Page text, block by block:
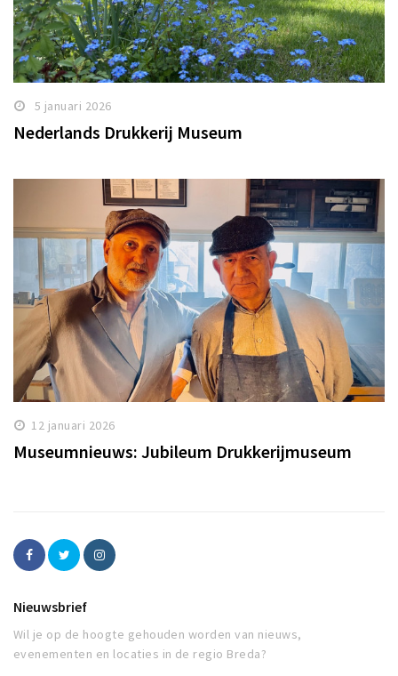
5 januari 2026
Nederlands Drukkerij Museum
12 januari 2026
Museumnieuws: Jubileum Drukkerijmuseum
Nieuwsbrief
Wil je op de hoogte gehouden worden van nieuws,
evenementen en locaties in de regio Breda?